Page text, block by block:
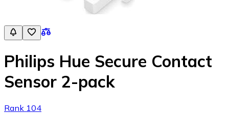
Philips Hue Secure Contact
Sensor 2-pack
Rank 104